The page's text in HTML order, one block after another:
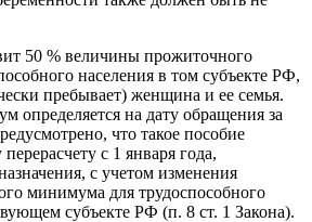
50 % величины прожиточного
населения в том субъекте РФ,
пребывает) женщина и ее семья.
на дату обращения за
что такое пособие
с 1 января года,
с учетом изменения
минимума для трудоспособного
субъекте РФ (п. 8 ст. 1 Закона).